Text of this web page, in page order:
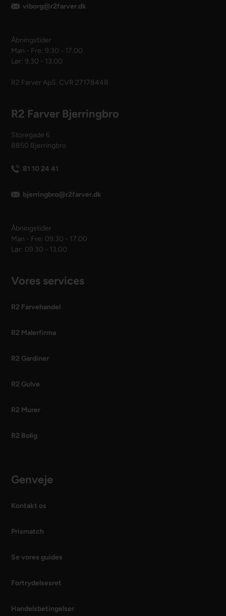
viborg@r2farver.dk
Åbningstider
Man - Fre: 9.30 - 17.00
Lør: 9.30 - 13.00
R2 Farver ApS. CVR 27178448
R2 Farver Bjerringbro
Storegade 6
8850 Bjerringbro
81 10 24 41
bjerringbro@r2farver.dk
Åbningstider
Man - Fre: 09.30 - 17.00
Lør: 09.30 - 13.00
Vores services
R2 Farvehandel
R2 Malerfirma
R2 Gardiner
R2 Gulve
R2 Murer
R2 Bolig
Genveje
Kontakt os
Prismatch
Se vores guides
Fortrydelsesret
Handelsbetingelser